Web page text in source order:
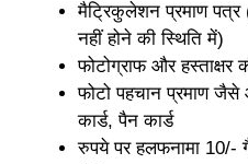
मैट्रिकुलेशन प्रमाण पत्र
नहीं होने की स्थिति में)
फोटोग्राफ और
फोटो पहचान प्रमाण
कार्ड, पैन कार्ड
रुपये पर हलफनामा 10/-